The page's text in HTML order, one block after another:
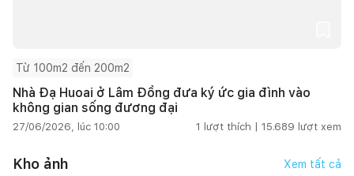
Từ 100m2 đến 200m2
Nhà Đạ Huoai ở Lâm Đồng đưa ký ức gia đình vào
không gian sống đương đại
27/06/2026, lúc 10:00 1 lượt thích | 15.689 lượt xem
Kho ảnh Xem tất cả